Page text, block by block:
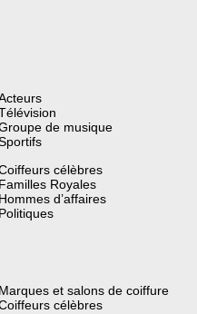
de musique
célèbres
Familles Royales
Hommes d’affaires
Politiques
Marques et salons de coiffure
célèbres